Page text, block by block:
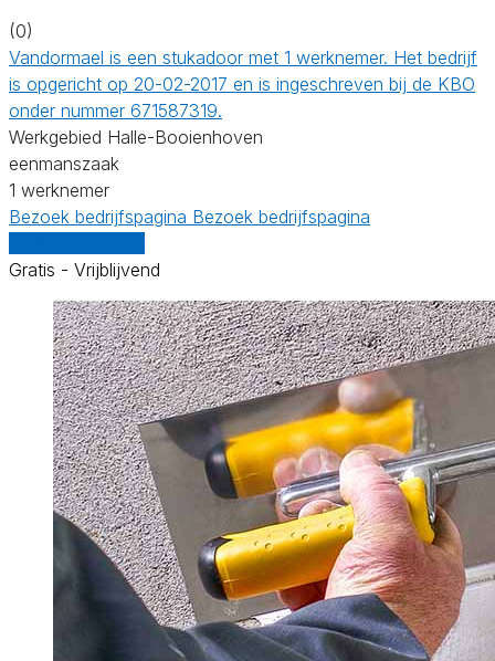
(0)
Vandormael is een stukadoor met 1 werknemer. Het bedrijf
is opgericht op 20-02-2017 en is ingeschreven bij de KBO
onder nummer 671587319.
Werkgebied Halle-Booienhoven
eenmanszaak
1 werknemer
Bezoek bedrijfspagina Bezoek bedrijfspagina
Gratis - Vrijblijvend